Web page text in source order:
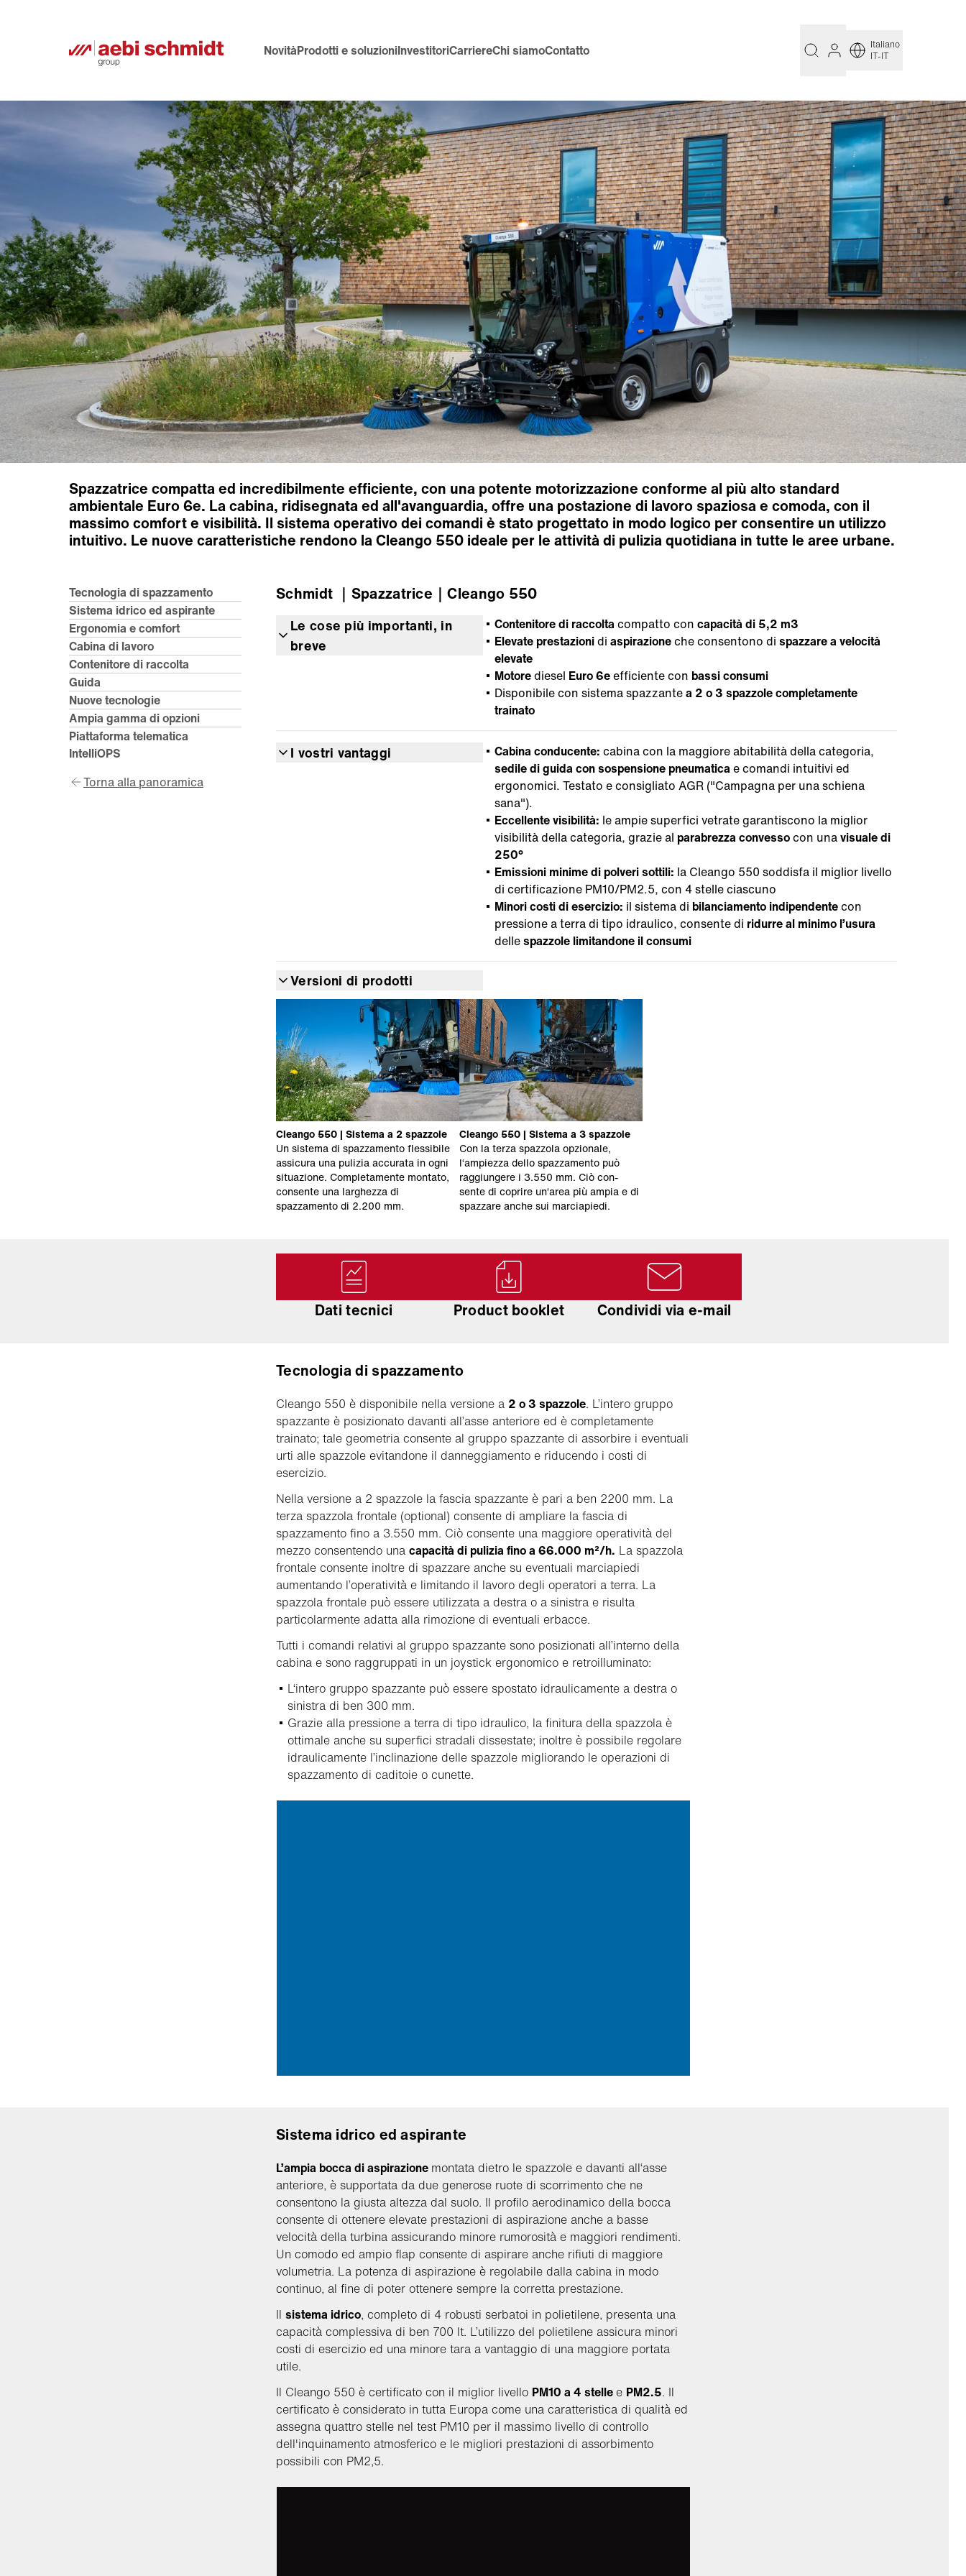
NovitàProdotti e soluzioniInvestitoriCarriereChi siamoContatto
Italiano
IT-IT
Spazzatrice compatta ed incredibilmente efficiente, con una potente motorizzazione conforme al più alto standard
ambientale Euro 6e. La cabina, ridisegnata ed all'avanguardia, offre una postazione di lavoro spaziosa e comoda, con il
massimo comfort e visibilità. Il sistema operativo dei comandi è stato progettato in modo logico per consentire un utilizzo
intuitivo. Le nuove caratteristiche rendono la Cleango 550 ideale per le attività di pulizia quotidiana in tutte le aree urbane.
Tecnologia di spazzamento
Sistema idrico ed aspirante
Ergonomia e comfort
Cabina di lavoro
Contenitore di raccolta
Guida
Nuove tecnologie
Ampia gamma di opzioni
Piattaforma telematica
IntelliOPS
Torna alla panoramica
Schmidt ｜Spazzatrice ｜Cleango 550
Le cose più importanti, in
breve
Contenitore di raccoltacompatto con capacità di 5,2 m3
Elevate prestazionidi aspirazioneche consentono di spazzare a velocità
elevate
Motorediesel Euro 6eefficiente con bassi consumi
Disponibile con sistema spazzantea 2 o3 spazzolecompletamente
trainato
I vostri vantaggi Cabina conducente: cabina con la maggiore abitabilità della categoria,
sedile di guida con sospensione pneumaticae comandi intuitivi ed
ergonomici. Testato e consigliato AGR ("Campagna per una schiena
sana").
Eccellente visibilità: le ampie superfici vetrate garantiscono la miglior
visibilità della categoria, grazie al parabrezza convessocon unavisuale di
250°
Emissioni minime di polveri sottili: la Cleango 550 soddisfa il miglior livello
di certificazione PM10/PM2.5, con 4 stelle ciascuno
Minori costi di esercizio: il sistema di bilanciamento indipendentecon
pressione a terra di tipo idraulico, consente di ridurre al minimo l’usura
dellespazzole limitandone il consumi
Versioni di prodotti
Cleango 550 | Sistema a 2 spazzole
Un sistema di spazzamento flessibile
assicura una pulizia accurata in ogni
situazione. Completamente montato,
consente una larghezza di
spazzamento di 2.200 mm.
Cleango 550 | Sistema a 3 spazzole
Con la terza spazzola opzionale,
l‘ampiezza dello spazzamento può
raggiungere i 3.550 mm. Ciò con-
sente di coprire un‘area più ampia e di
spazzare anche sui marciapiedi.
Dati tecnici Product booklet Condividi via e-mail
Tecnologia di spazzamento
Cleango 550 è disponibile nella versione a 2 o 3 spazzole. L’intero gruppo
spazzante è posizionato davanti all’asse anteriore ed è completamente
trainato; tale geometria consente al gruppo spazzante di assorbire i eventuali
urti alle spazzole evitandone il danneggiamento e riducendo i costi di
esercizio.
Nella versione a 2 spazzole la fascia spazzante è pari a ben 2200 mm. La
terza spazzola frontale (optional) consente di ampliare la fascia di
spazzamento fino a 3.550 mm. Ciò consente una maggiore operatività del
mezzo consentendo una capacità di pulizia fino a 66.000 m²/h. La spazzola
frontale consente inoltre di spazzare anche su eventuali marciapiedi
aumentando l’operatività e limitando il lavoro degli operatori a terra. La
spazzola frontale può essere utilizzata a destra o a sinistra e risulta
particolarmente adatta alla rimozione di eventuali erbacce.
Tutti i comandi relativi al gruppo spazzante sono posizionati all’interno della
cabina e sono raggruppati in un joystick ergonomico e retroilluminato:
L‘intero gruppo spazzante può essere spostato idraulicamente a destra o
sinistra di ben 300 mm.
Grazie alla pressione a terra di tipo idraulico, la finitura della spazzola è
ottimale anche su superfici stradali dissestate; inoltre è possibile regolare
idraulicamente l’inclinazione delle spazzole migliorando le operazioni di
spazzamento di caditoie o cunette.
Sistema idrico ed aspirante
L’ampia bocca di aspirazione montata dietro le spazzole e davanti all‘asse
anteriore, è supportata da due generose ruote di scorrimento che ne
consentono la giusta altezza dal suolo. Il profilo aerodinamico della bocca
consente di ottenere elevate prestazioni di aspirazione anche a basse
velocità della turbina assicurando minore rumorosità e maggiori rendimenti.
Un comodo ed ampio flap consente di aspirare anche rifiuti di maggiore
volumetria. La potenza di aspirazione è regolabile dalla cabina in modo
continuo, al fine di poter ottenere sempre la corretta prestazione.
Il sistema idrico, completo di 4 robusti serbatoi in polietilene, presenta una
capacità complessiva di ben 700 lt. L’utilizzo del polietilene assicura minori
costi di esercizio ed una minore tara a vantaggio di una maggiore portata
utile.
Il Cleango 550 è certificato con il miglior livello PM10 a 4 stellee PM2.5. Il
certificato è considerato in tutta Europa come una caratteristica di qualità ed
assegna quattro stelle nel test PM10 per il massimo livello di controllo
dell'inquinamento atmosferico e le migliori prestazioni di assorbimento
possibili con PM2,5.